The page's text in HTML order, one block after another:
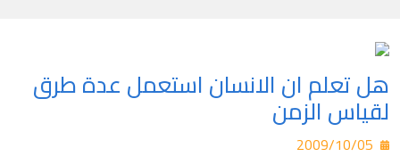
هل تعلم ان الانسان استعمل عدة طرق
لقياس الزمن